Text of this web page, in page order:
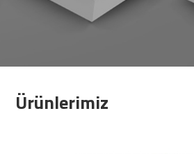
Ürünlerimiz